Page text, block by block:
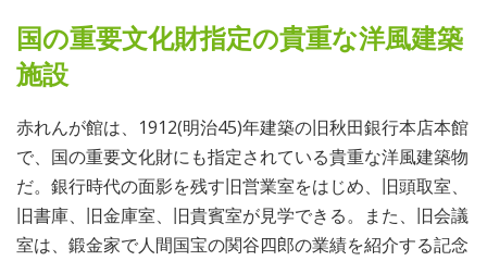
国の重要文化財指定の貴重な洋風建築
施設
赤れんが館は、1912(明治45)年建築の旧秋田銀行本店本館
で、国の重要文化財にも指定されている貴重な洋風建築物
だ。銀行時代の面影を残す旧営業室をはじめ、旧頭取室、
旧書庫、旧金庫室、旧貴賓室が見学できる。また、旧会議
室は、鍛金家で人間国宝の関谷四郎の業績を紹介する記念